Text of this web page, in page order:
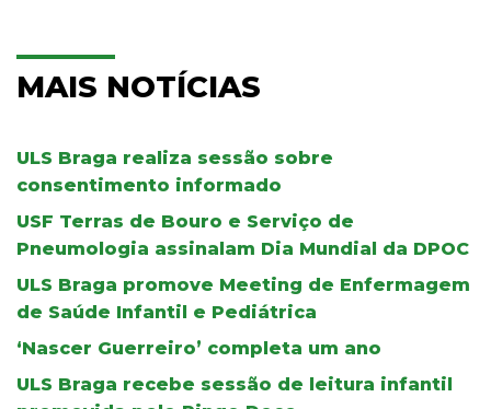
MAIS NOTÍCIAS
ULS Braga realiza sessão sobre
consentimento informado
USF Terras de Bouro e Serviço de
Pneumologia assinalam Dia Mundial da DPOC
ULS Braga promove Meeting de Enfermagem
de Saúde Infantil e Pediátrica
‘Nascer Guerreiro’ completa um ano
ULS Braga recebe sessão de leitura infantil